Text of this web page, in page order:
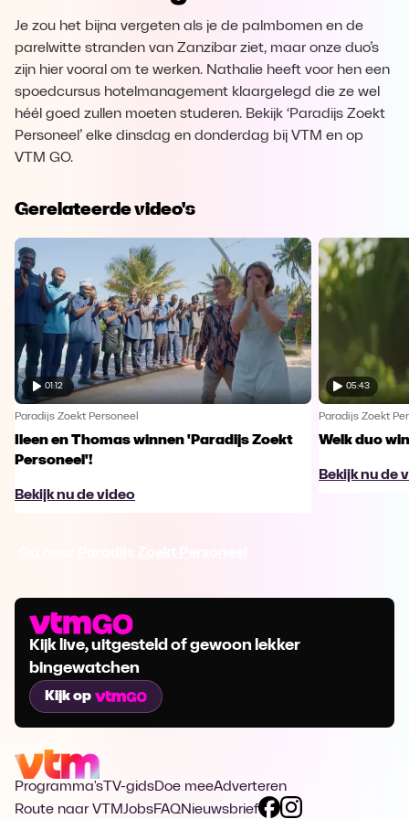
Je zou het bijna vergeten als je de palmbomen en de
parelwitte stranden van Zanzibar ziet, maar onze duo’s
zijn hier vooral om te werken. Nathalie heeft voor hen een
spoedcursus hotelmanagement klaargelegd die ze wel
héél goed zullen moeten studeren. Bekijk ‘Paradijs Zoekt
Personeel’ elke dinsdag en donderdag bij VTM en op
VTM GO.
Gerelateerde video's
01:12
Paradijs Zoekt Personeel
Ileen en Thomas winnen 'Paradijs Zoekt
Personeel'!
Bekijk nu de video
05:43
Paradijs Zoekt
Welk duo
Bekijk nu de
Kijk live, uitgesteld of gewoon lekker
bingewatchen
Kijk op
Programma's TV-gidsDoe meeAdverteren
Route naar VTMJobsFAQNieuwsbrief